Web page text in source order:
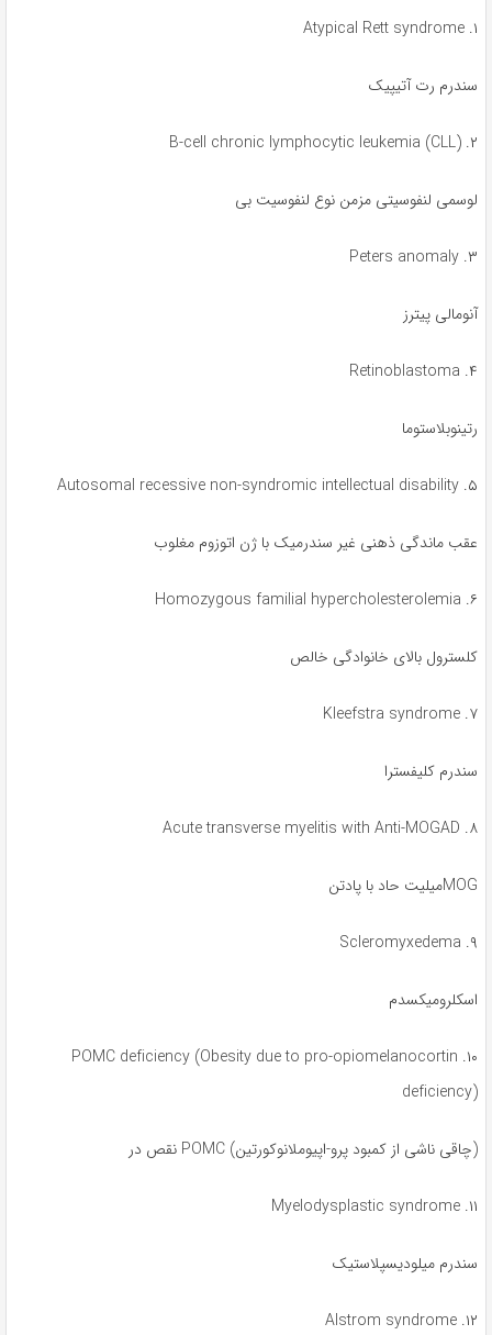
۱. Atypical Rett syndrome
سندرم رت آتیپیک
۲. B-cell chronic lymphocytic leukemia (CLL)
لوسمی لنفوسیتی مزمن نوع لنفوسیت بی
۳. Peters anomaly
آنومالی پیترز
۴. Retinoblastoma
رتینوبلاستوما
۵. Autosomal recessive non-syndromic intellectual disability
عقب ماندگی ذهنی غیر سندرمیک با ژن اتوزوم مغلوب
۶. Homozygous familial hypercholesterolemia
کلسترول بالای خانوادگی خالص
۷. Kleefstra syndrome
سندرم کلیفسترا
۸. Acute transverse myelitis with Anti-MOGAD
MOGمیلیت حاد با پادتن
۹. Scleromyxedema
اسکلرومیکسدم
۱۰. POMC deficiency (Obesity due to pro-opiomelanocortin
deficiency)
(چاقی ناشی از کمبود پرو-اپیوملانوکورتین) POMC نقص در
۱۱. Myelodysplastic syndrome
سندرم میلودیسپلاستیک
۱۲. Alstrom syndrome